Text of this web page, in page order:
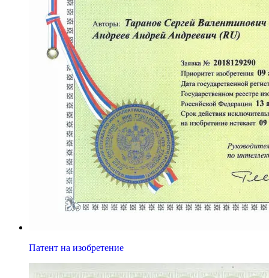
Патент на изобретение